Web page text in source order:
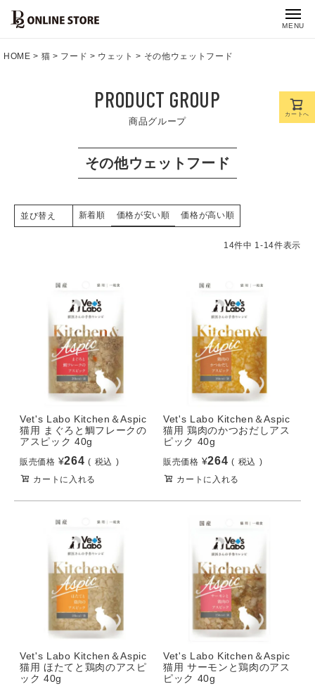
MENU
HOME 猫 フード ウェット その他ウェットフード
PRODUCT GROUP
商品グループ
その他ウェットフード
並び替え 新着順 価格が安い順 価格が高い順
14件中 1-14件表示
Vet's Labo Kitchen＆Aspic
猫用 まぐろと鯛フレークの
アスピック 40g
販売価格 ¥264
税込
カートに入れる
Vet's Labo Kitchen＆Aspic
猫用 鶏肉のかつおだしアス
ピック 40g
販売価格 ¥264
税込
カートに入れる
Vet's Labo Kitchen＆Aspic
猫用 ほたてと鶏肉のアスピ
ック 40g
Vet's Labo Kitchen＆Aspic
猫用 サーモンと鶏肉のアス
ピック 40g
カートへ